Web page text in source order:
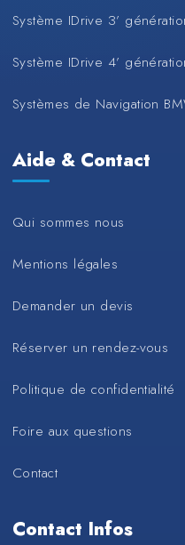
Système IDrive 3’
Système IDrive 4’
Systèmes de Navigation
Aide & Contact
Qui sommes nous
Mentions légales
Demander un devis
Réserver un rendez-vous
Politique de confidentialité
Foire aux questions
Contact
Contact Infos